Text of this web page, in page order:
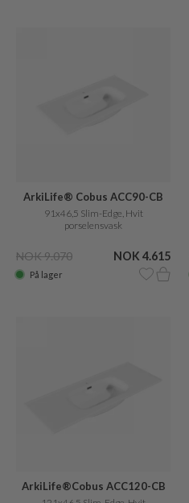
ArkiLife® Cobus ACC90-CB
91x46,5 Slim-Edge, Hvit
porselensvask
NOK 9.070 NOK 4.615
På lager
ArkiLife®Cobus ACC120-CB